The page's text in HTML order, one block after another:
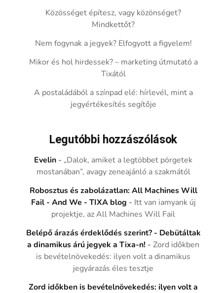
Közösséget építesz, vagy közönséget?
Mindkettőt?
Nem fogynak a jegyek? Elfogyott a figyelem!
Mikor és hol hirdessek? – marketing útmutató a
Tixától
A postaládából a színpad elé: hírlevél, mint a
jegyértékesítés segítője
Legutóbbi hozzászólások
Evelin - „Dalok, amiket a legtöbbet pörgetek
mostanában”, avagy zeneajánló a szakmától
Robosztus és zabolázatlan: All Machines Will
Fail - And We - TIXA blog - Itt van iamyank új
projektje, az All Machines Will Fail
Belépő árazás érdeklődés szerint? - Debütáltak
a dinamikus árú jegyek a Tixa-n! -Zord időkben
is bevételnövekedés: ilyen volt a dinamikus
jegyárazás éles tesztje
Zord időkben is bevételnövekedés: ilyen volt a